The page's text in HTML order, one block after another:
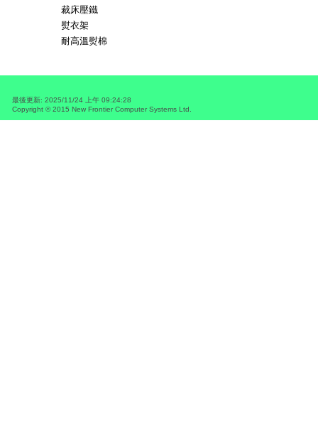
裁床壓鐵
熨衣架
耐高溫熨棉
最後更新: 2025/11/24 上午 09:24:28
Copyright © 2015 New Frontier Computer Systems Ltd.